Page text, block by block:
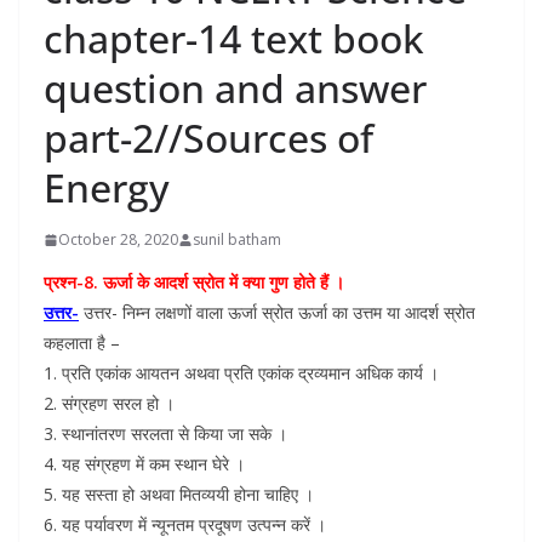
chapter-14 text book
question and answer
part-2//Sources of
Energy
October 28, 2020 sunil batham
प्रश्न-8. ऊर्जा के आदर्श स्रोत में क्या गुण होते हैं ।
उत्तर- उत्तर- निम्न लक्षणों वाला ऊर्जा स्रोत ऊर्जा का उत्तम या आदर्श स्रोत
कहलाता है –
1. प्रति एकांक आयतन अथवा प्रति एकांक द्रव्यमान अधिक कार्य ।
2. संग्रहण सरल हो ।
3. स्थानांतरण सरलता से किया जा सके ।
4. यह संग्रहण में कम स्थान घेरे ।
5. यह सस्ता हो अथवा मितव्ययी होना चाहिए ।
6. यह पर्यावरण में न्यूनतम प्रदूषण उत्पन्न करें ।